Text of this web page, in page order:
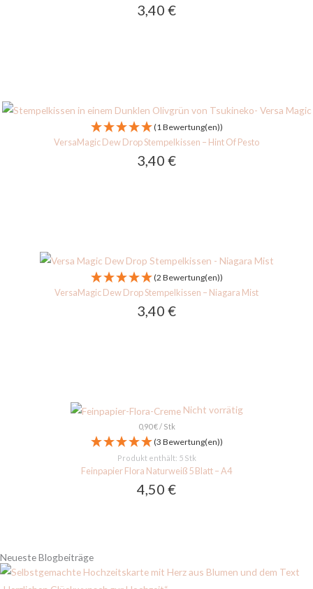
3,40 €
(1 Bewertung(en))
VersaMagic Dew Drop Stempelkissen – Hint Of Pesto
3,40 €
(2 Bewertung(en))
VersaMagic Dew Drop Stempelkissen – Niagara Mist
3,40 €
Nicht vorrätig
0,90€/ Stk
(3 Bewertung(en))
Produkt enthält: 5 Stk
Feinpapier Flora Naturweiß 5 Blatt – A4
4,50 €
Neueste Blogbeiträge